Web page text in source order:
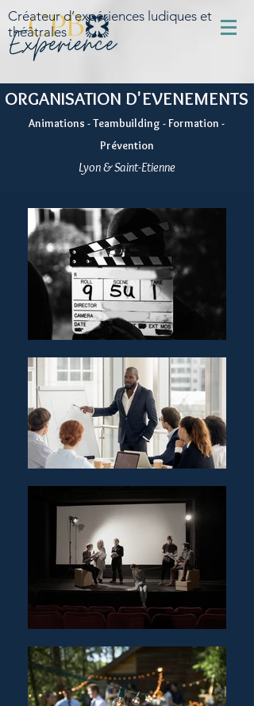
Créateur d’expériences ludiques et
théâtrales
ORGANISATION D'EVENEMENTS
Animations - Teambuilding - Formation -
Prévention
Lyon & Saint-Etienne